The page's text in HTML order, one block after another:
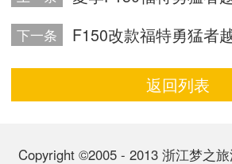
下一条
返回列表
Copyright ©2005 - 2013 浙江梦之